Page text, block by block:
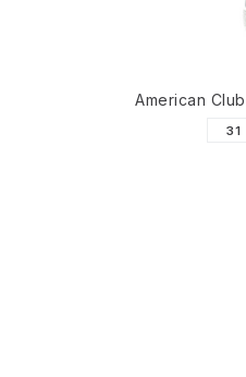
American
31